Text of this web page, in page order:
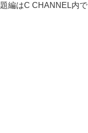
題編はC CHANNEL内